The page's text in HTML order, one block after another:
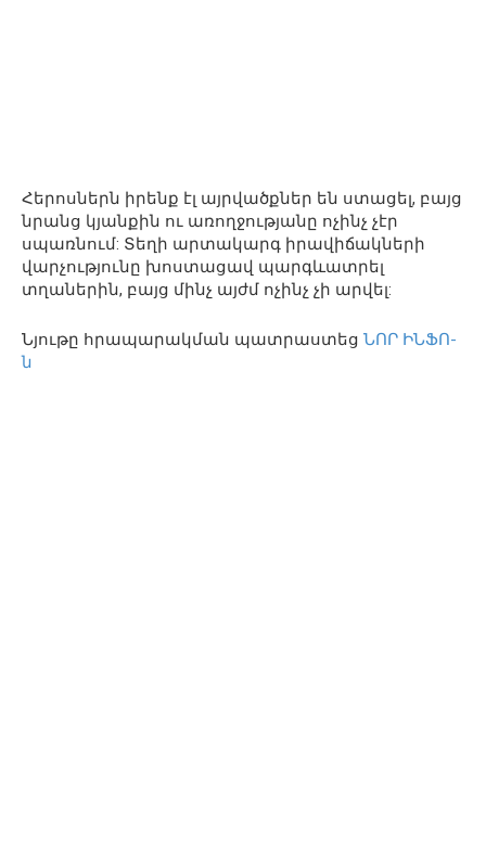
Հերոսներն իրենք էլ այրվածքներ են ստացել, բայց
նրանց կյանքին ու առողջությանը ոչինչ չէր
սպառնում: Տեղի արտակարգ իրավիճակների
վարչությունը խոստացավ պարգևատրել
տղաներին, բայց մինչ այժմ ոչինչ չի արվել:
Նյութը հրապարակման պատրաստեց ՆՈՐ ԻՆՖՈ-
ն